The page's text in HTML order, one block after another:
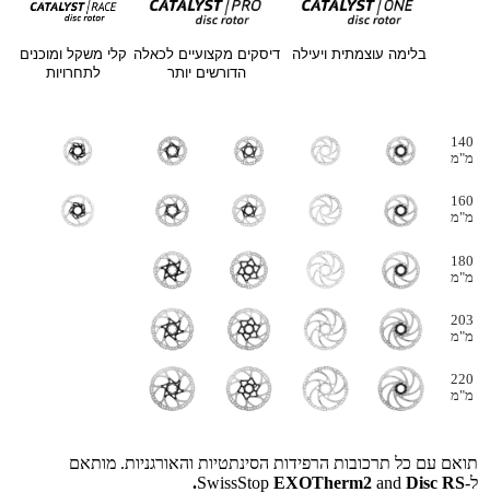
בלימה עוצמתית ויעילה
דיסקים מקצועיים לכאלה
הדורשים יותר
קלי משקל ומוכנים
לתחרויות
140
מ"מ
160
מ"מ
180
מ"מ
203
מ"מ
220
מ"מ
תואם עם כל תרכובות הרפידות הסינתטיות והאורגניות. מותאם
ל‑SwissStop
EXOTherm2 and Disc RS.